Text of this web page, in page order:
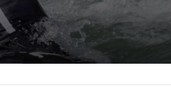
de canotaje slalom